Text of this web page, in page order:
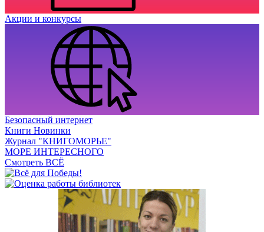
Акции и конкурсы
Безопасный интернет
Книги Новинки
Журнал "КНИГОМОРЬЕ"
МОРЕ ИНТЕРЕСНОГО
Смотреть ВСЁ